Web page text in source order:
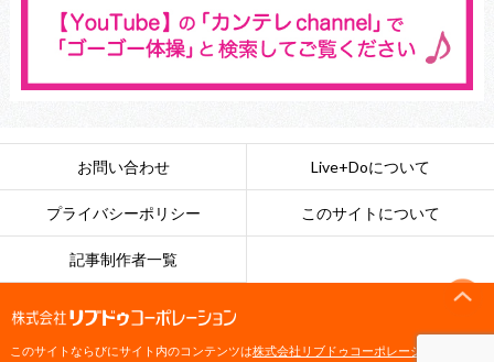
お問い合わせ Live+Doについて
プライバシーポリシー このサイトについて
記事制作者一覧
このサイトならびにサイト内のコンテンツは株式会社リブドゥコーポレーション